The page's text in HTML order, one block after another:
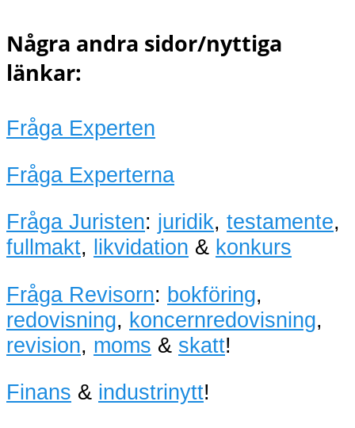
Några andra sidor/nyttiga
länkar:
Fråga Experten
Fråga Experterna
Fråga Juristen: juridik, testamente,
fullmakt, likvidation & konkurs
Fråga Revisorn: bokföring,
redovisning, koncernredovisning,
revision, moms & skatt!
Finans & industrinytt!